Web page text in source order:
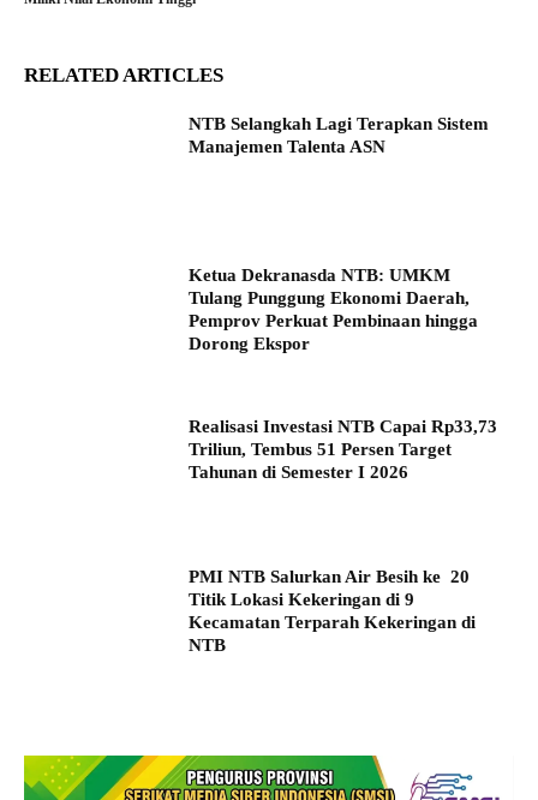
RELATED ARTICLES
NTB Selangkah Lagi Terapkan Sistem
Manajemen Talenta ASN
Ketua Dekranasda NTB: UMKM
Tulang Punggung Ekonomi Daerah,
Pemprov Perkuat Pembinaan hingga
Dorong Ekspor
Realisasi Investasi NTB Capai Rp33,73
Triliun, Tembus 51 Persen Target
Tahunan di Semester I 2026
PMI NTB Salurkan Air Besih ke 20
Titik Lokasi Kekeringan di 9
Kecamatan Terparah Kekeringan di
NTB